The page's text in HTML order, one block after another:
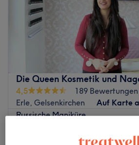
Die Queen Kosmetik und
4,5
189 Bewertungen
Erle, Gelsenkirchen
Auf Karte
Russische Maniküre
Schnellansicht Saloninfos